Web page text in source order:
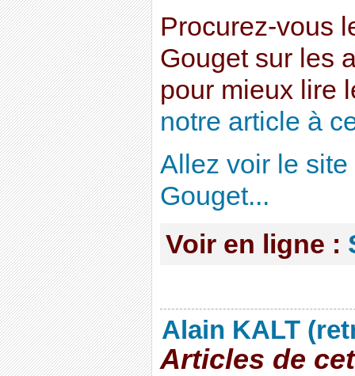
Procurez-vous
Gouget sur les
pour mieux lire
notre article à
Allez voir le
Gouget...
Voir en ligne :
Alain KALT
Articles de